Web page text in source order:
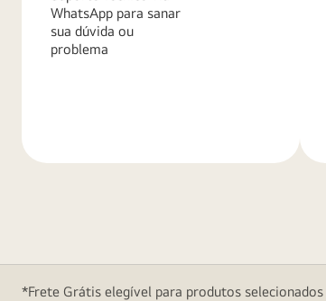
WhatsApp para sanar
sua dúvida ou
problema
*Frete Grátis elegível para produtos